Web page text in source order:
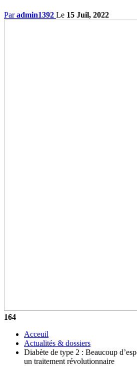
Paradmin1392 Le 15 Juil, 2022
164
Acceuil
Actualités & dossiers
Diabète de type 2 : Beaucoup
un traitement révolutionnaire